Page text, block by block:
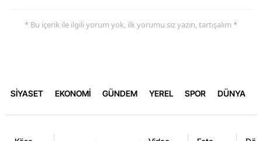
* Bu içerik ile ilgili yorum yok, ilk yorumu siz yazın, tartışalım *
SİYASET EKONOMİ GÜNDEM YEREL SPOR DÜNYA